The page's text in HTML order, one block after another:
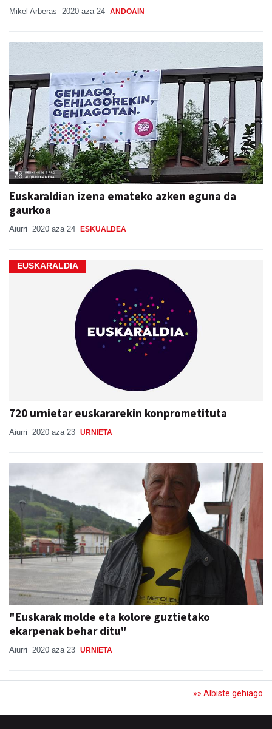
Mikel Arberas 2020 aza 24 ANDOAIN
Euskaraldian izena emateko azken eguna da
gaurkoa
Aiurri 2020 aza 24 ESKUALDEA
EUSKARALDIA
720 urnietar euskararekin konprometituta
Aiurri 2020 aza 23 URNIETA
"Euskarak molde eta kolore guztietako
ekarpenak behar ditu"
Aiurri 2020 aza 23 URNIETA
»» Albiste gehiago